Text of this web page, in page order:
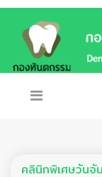
คลินิกพิเศษวันจั